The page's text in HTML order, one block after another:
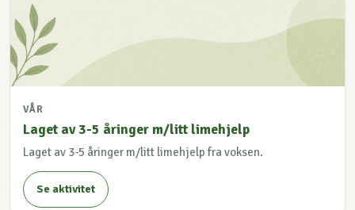
VÅR
Laget av 3-5 åringer m/litt limehjelp
Laget av 3-5 åringer m/litt limehjelp fra voksen.
Se aktivitet